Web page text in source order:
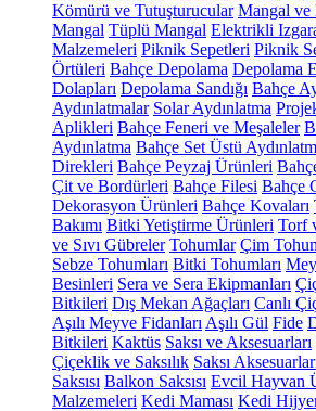
Kömürü ve Tutuşturucular Mangal ve
Mangal Tüplü Mangal Elektrikli
Malzemeleri Piknik Sepetleri Piknik
Örtüleri Bahçe Depolama Depolama
Dolapları Depolama Sandığı Bahçe
Aydınlatmalar Solar Aydınlatma
Aplikleri Bahçe Feneri ve Meşaleler
Aydınlatma Bahçe Set Üstü
Direkleri Bahçe Peyzaj Ürünleri
Çit ve Bordürleri Bahçe Filesi Bahçe
Dekorasyon Ürünleri Bahçe Kovaları
Bakımı Bitki Yetiştirme Ürünleri Torf
ve Sıvı Gübreler Tohumlar Çim
Sebze Tohumları Bitki Tohumları
Besinleri Sera ve Sera Ekipmanları
Bitkileri Dış Mekan Ağaçları Canlı
Aşılı Meyve Fidanları Aşılı Gül Fide
Bitkileri Kaktüs Saksı ve Aksesuarları
Çiçeklik ve Saksılık Saksı
Saksısı Balkon Saksısı Evcil Hayvan
Malzemeleri Kedi Maması Kedi